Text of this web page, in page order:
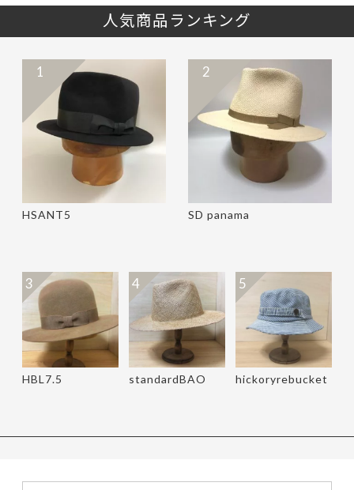
人気商品ランキング
HSANT5
1
SD panama
2
HBL7.5
3
standardBAO
4
hickoryrebucket
5